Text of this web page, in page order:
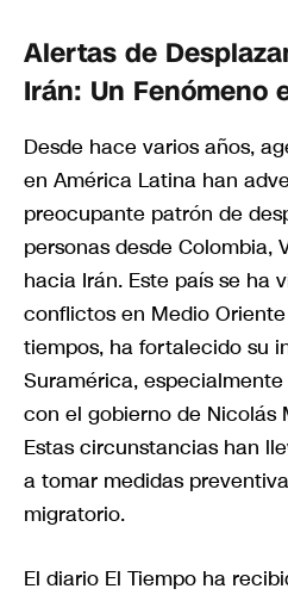
Alertas de
Irán: Un Fenómeno
Desde hace varios años,
en América Latina han
preocupante patrón de
personas desde Colombia,
hacia Irán. Este país se ha
conflictos en Medio
tiempos, ha fortalecido su
Suramérica,
con el gobierno de Nicolás
Estas circunstancias han
a tomar medidas
migratorio.
El diario El Tiempo ha